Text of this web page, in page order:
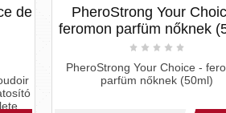
de
PheroStrong Your
feromon parfüm nőknek
PheroStrong Your Choice -
parfüm nőknek (50ml)